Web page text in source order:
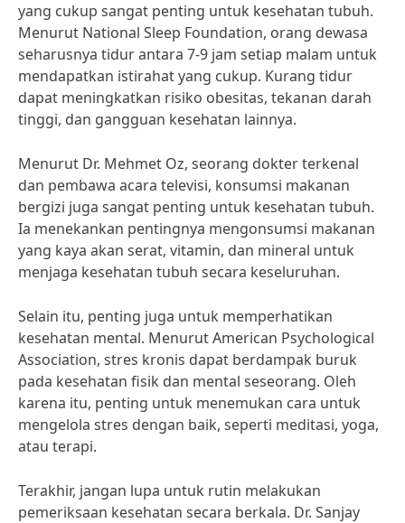
yang cukup sangat penting untuk kesehatan tubuh.
Menurut National Sleep Foundation, orang dewasa
seharusnya tidur antara 7-9 jam setiap malam untuk
mendapatkan istirahat yang cukup. Kurang tidur
dapat meningkatkan risiko obesitas, tekanan darah
tinggi, dan gangguan kesehatan lainnya.
Menurut Dr. Mehmet Oz, seorang dokter terkenal
dan pembawa acara televisi, konsumsi makanan
bergizi juga sangat penting untuk kesehatan tubuh.
Ia menekankan pentingnya mengonsumsi makanan
yang kaya akan serat, vitamin, dan mineral untuk
menjaga kesehatan tubuh secara keseluruhan.
Selain itu, penting juga untuk memperhatikan
kesehatan mental. Menurut American Psychological
Association, stres kronis dapat berdampak buruk
pada kesehatan fisik dan mental seseorang. Oleh
karena itu, penting untuk menemukan cara untuk
mengelola stres dengan baik, seperti meditasi, yoga,
atau terapi.
Terakhir, jangan lupa untuk rutin melakukan
pemeriksaan kesehatan secara berkala. Dr. Sanjay